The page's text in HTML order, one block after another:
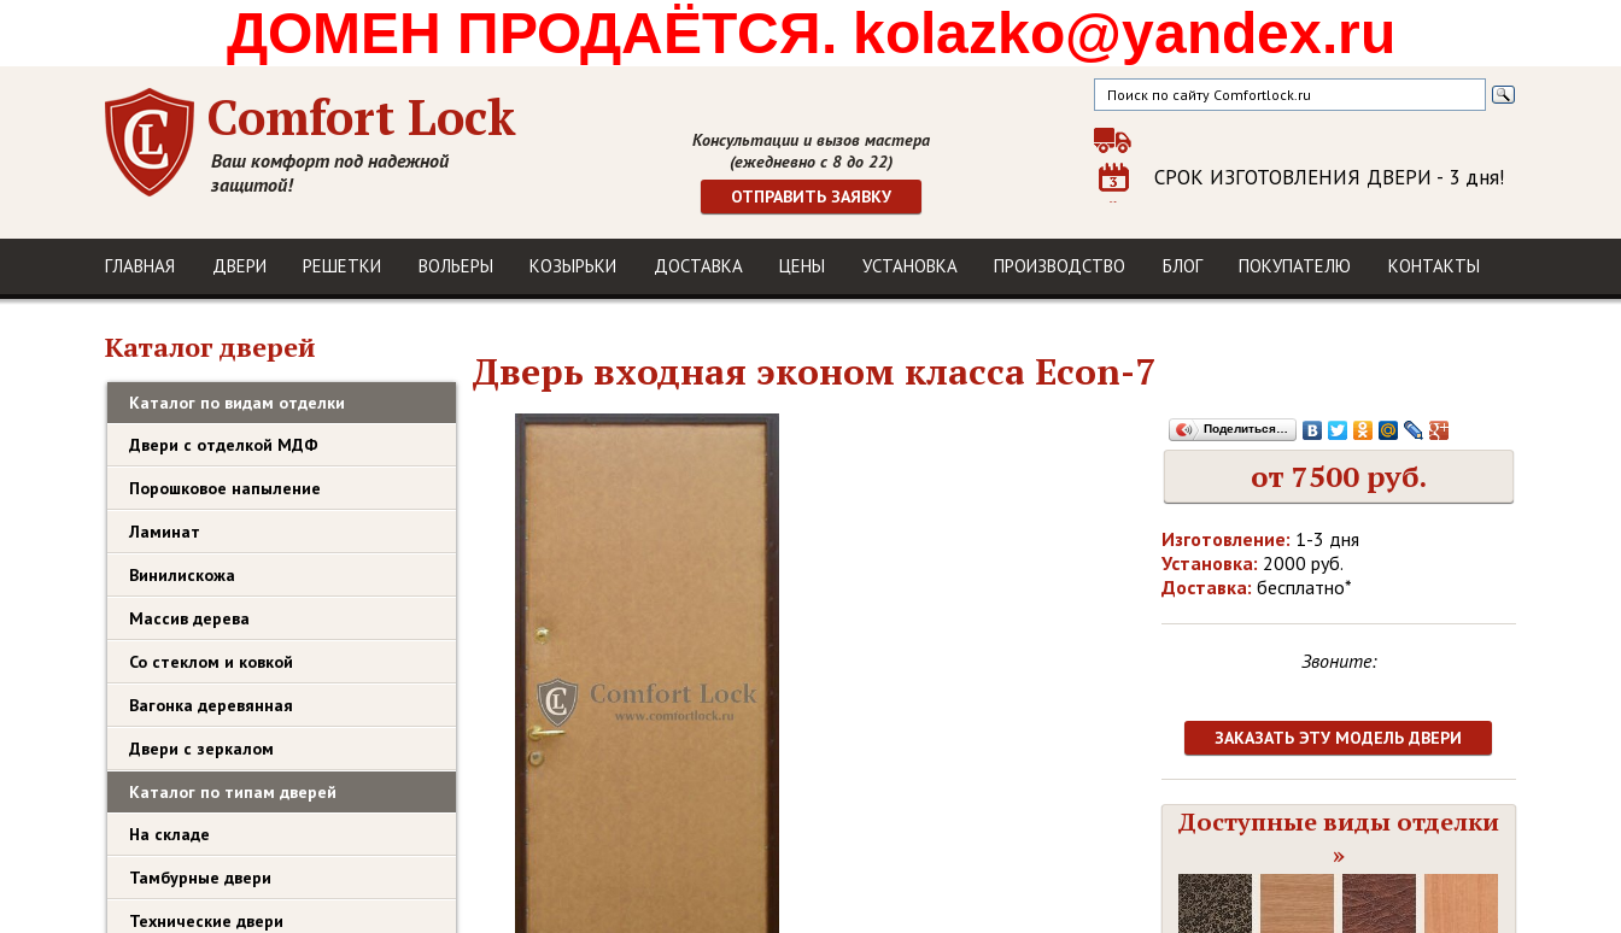
ДОМЕН ПРОДАЁТСЯ. kolazko@yandex.ru
Comfort Lock
Ваш комфорт под надежной
защитой!
Консультации и вызов мастера
(ежедневно с 8 до 22)
ОТПРАВИТЬ ЗАЯВКУ
СРОК ИЗГОТОВЛЕНИЯ ДВЕРИ - 3 дня!
МЫ В СОЦСЕТЯХ
ГЛАВНАЯ ДВЕРИ РЕШЕТКИ ВОЛЬЕРЫ КОЗЫРЬКИ ДОСТАВКА ЦЕНЫ УСТАНОВКА ПРОИЗВОДСТВО БЛОГ ПОКУПАТЕЛЮ КОНТАКТЫ
Дверь входная эконом класса Econ-7
Поделиться…
от 7500 руб.
Изготовление: 1-3 дня
Установка: 2000 руб.
Доставка: бесплатно*
Звоните:
ЗАКАЗАТЬ ЭТУ МОДЕЛЬ ДВЕРИ
Доступные виды отделки
»
Каталог дверей
Каталог по видам отделки
Двери с отделкой МДФ
Порошковое напыление
Ламинат
Винилискожа
Массив дерева
Со стеклом и ковкой
Вагонка деревянная
Двери с зеркалом
Каталог по типам дверей
На складе
Тамбурные двери
Технические двери